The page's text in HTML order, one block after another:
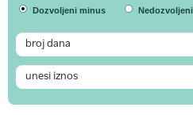
Dozvoljeni minus